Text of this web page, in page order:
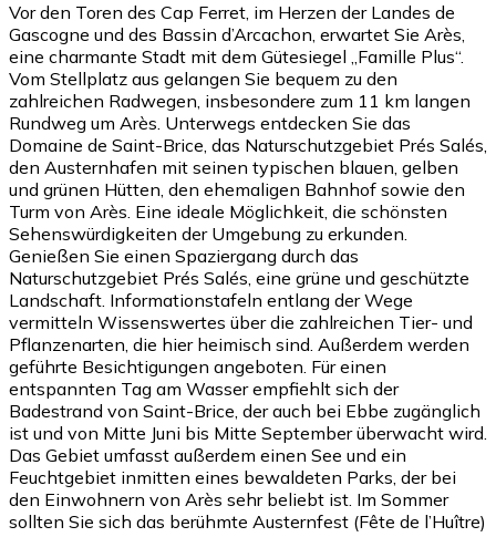
Vor den Toren des Cap Ferret, im Herzen der Landes de
Gascogne und des Bassin d’Arcachon, erwartet Sie Arès,
eine charmante Stadt mit dem Gütesiegel „Famille Plus“.
Vom Stellplatz aus gelangen Sie bequem zu den
zahlreichen Radwegen, insbesondere zum 11 km langen
Rundweg um Arès. Unterwegs entdecken Sie das
Domaine de Saint-Brice, das Naturschutzgebiet Prés Salés,
den Austernhafen mit seinen typischen blauen, gelben
und grünen Hütten, den ehemaligen Bahnhof sowie den
Turm von Arès. Eine ideale Möglichkeit, die schönsten
Sehenswürdigkeiten der Umgebung zu erkunden.
Genießen Sie einen Spaziergang durch das
Naturschutzgebiet Prés Salés, eine grüne und geschützte
Landschaft. Informationstafeln entlang der Wege
vermitteln Wissenswertes über die zahlreichen Tier- und
Pflanzenarten, die hier heimisch sind. Außerdem werden
geführte Besichtigungen angeboten. Für einen
entspannten Tag am Wasser empfiehlt sich der
Badestrand von Saint-Brice, der auch bei Ebbe zugänglich
ist und von Mitte Juni bis Mitte September überwacht wird.
Das Gebiet umfasst außerdem einen See und ein
Feuchtgebiet inmitten eines bewaldeten Parks, der bei
den Einwohnern von Arès sehr beliebt ist. Im Sommer
sollten Sie sich das berühmte Austernfest (Fête de l’Huître)